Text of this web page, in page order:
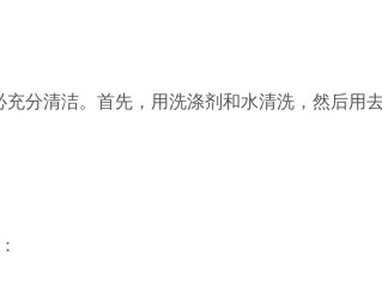
清洁。首先，用洗涤剂和水清洗，然后用去